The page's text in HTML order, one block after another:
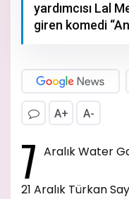
yardımcısı Lal
giren komedi
A+ A-
7 Aralık Water
21 Aralık Türkan